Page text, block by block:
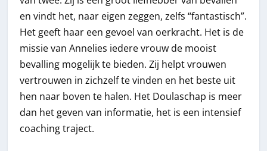
en vindt het, naar eigen zeggen, zelfs “fantastisch”.
Het geeft haar een gevoel van oerkracht. Het is de
missie van Annelies iedere vrouw de mooist
bevalling mogelijk te bieden. Zij helpt vrouwen
vertrouwen in zichzelf te vinden en het beste uit
hen naar boven te halen. Het Doulaschap is meer
dan het geven van informatie, het is een intensief
coaching traject.